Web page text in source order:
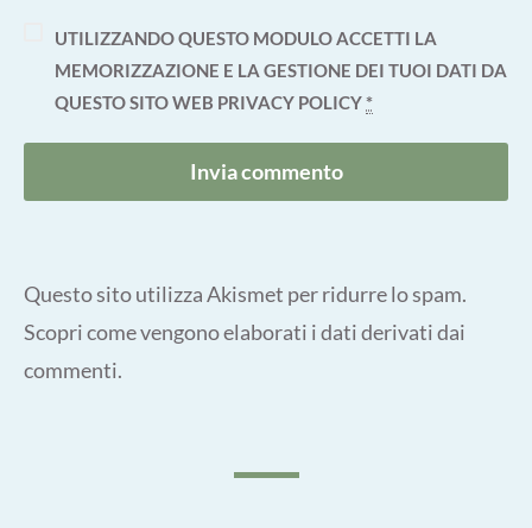
UTILIZZANDO QUESTO MODULO ACCETTI LA
MEMORIZZAZIONE E LA GESTIONE DEI TUOI DATI DA
QUESTO SITO WEB PRIVACY POLICY*
Questo sito utilizza Akismet per ridurre lo spam.
Scopri come vengono elaborati i dati derivati dai
commenti.